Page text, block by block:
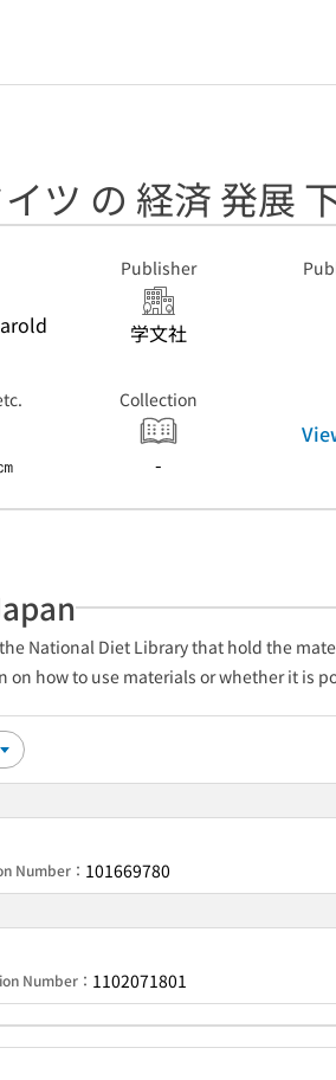
ツ の 経済 発展
Publisher
学文社
Collection
-
National Diet Library that hold the
on how to use materials or whether it is
Number： 101669780
Number： 1102071801